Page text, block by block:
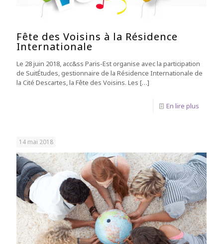
Fête des Voisins à la Résidence
Internationale
Le 28 juin 2018, acc&ss Paris-Est organise avec la participation
de SuitÉtudes, gestionnaire de la Résidence Internationale de
la Cité Descartes, la Fête des Voisins. Les […]
En lire plus
14 mai 2018